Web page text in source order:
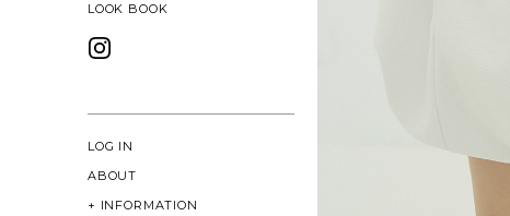
LOOK BOOK
LOG IN
ABOUT
+ INFORMATION